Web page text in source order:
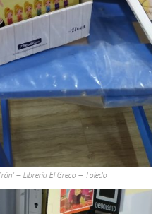
– Librería El Greco – Toledo